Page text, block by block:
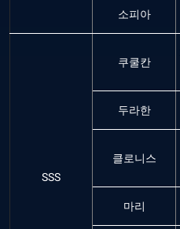
소피아
SSS
쿠쿨칸
두라한
클로니스
마리